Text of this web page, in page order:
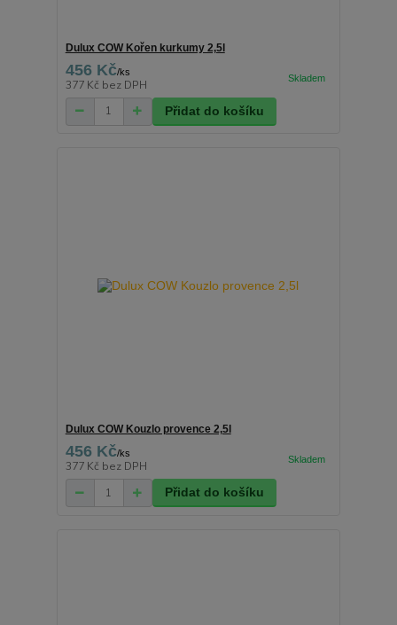
Dulux COW Kořen kurkumy 2,5l
456 Kč/ks
377 Kč bez DPH
Přidat do košíku
Dulux COW Kouzlo provence 2,5l
456 Kč/ks
377 Kč bez DPH
Přidat do košíku